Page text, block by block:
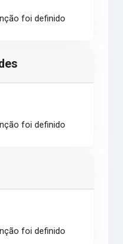
foi definido
foi definido
foi definido